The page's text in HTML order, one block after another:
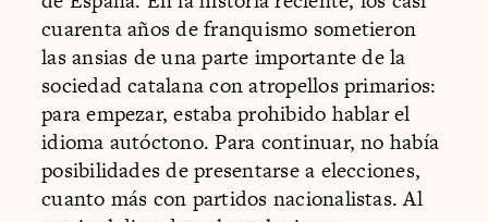
cuarenta años de franquismo sometieron
las ansias de una parte importante de la
sociedad catalana con atropellos primarios:
para empezar, estaba prohibido hablar el
idioma autóctono. Para continuar, no había
posibilidades de presentarse a elecciones,
cuanto más con partidos nacionalistas. Al